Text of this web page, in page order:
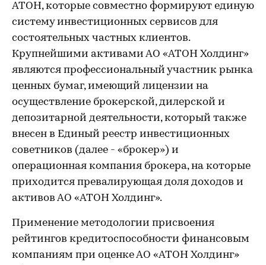
АТОН, которые совместно формируют единую
систему инвестиционных сервисов для
состоятельных частных клиентов.
Крупнейшими активами АО «АТОН Холдинг»
являются профессиональный участник рынка
ценных бумаг, имеющий лицензии на
осуществление брокерской, дилерской и
депозитарной деятельности, который также
внесен в Единый реестр инвестиционных
советников (далее - «брокер») и
операционная компания брокера, на которые
приходится превалирующая доля доходов и
активов АО «АТОН Холдинг».
Применение методологии присвоения
рейтингов кредитоспособности финансовым
компаниям при оценке АО «АТОН Холдинг»